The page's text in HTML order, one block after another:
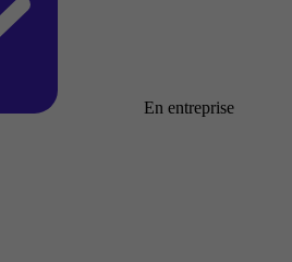
En entreprise